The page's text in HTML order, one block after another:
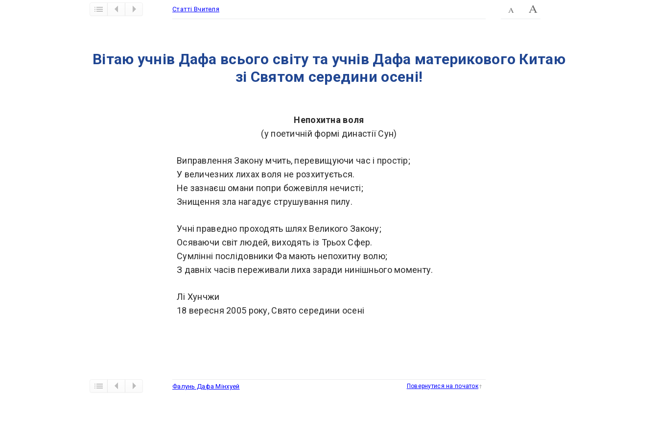
Статті Вчителя
​Вітаю учнів Дафа всього світу та учнів Дафа материкового Китаю
зі Святом середини осені!
Непохитна воля
(у поетичній формі династії Сун)
Виправлення Закону мчить, перевищуючи час і простір;
У величезних лихах воля не розхитується.
Не зазнаєш омани попри божевілля нечисті;
Знищення зла нагадує струшування пилу.
Учні праведно проходять шлях Великого Закону;
Осяваючи світ людей, виходять із Трьох Сфер.
Сумлінні послідовники Фа мають непохитну волю;
З давніх часів переживали лиха заради нинішнього моменту.
Лі Хунчжи
18 вересня 2005 року, Свято середини осені
Фалунь Дафа Мінхуей Повернутися на початок